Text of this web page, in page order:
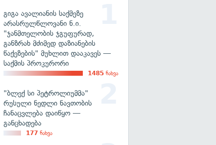
გიგა ავალიანის საქმეზე
არასრულწლოვანი ნ.ი.
"ჯანმთელობის ჯგუფურად,
განზრახ მძიმედ დაზიანების
წაქეზების" მუხლით დააკავეს —
საქმის პროკურორი
1485 ნახვა
"ბლექ სი პეტროლიუმმა"
რუსული ნედლი ნავთობის
ჩანაცვლება დაიწყო —
განცხადება
177 ნახვა